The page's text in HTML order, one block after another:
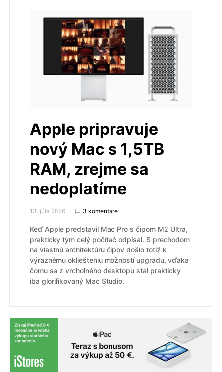
Apple pripravuje
nový Mac s 1,5TB
RAM, zrejme sa
nedoplatíme
13. júla 2026 3 komentáre
Keď Apple predstavil Mac Pro s čipom M2 Ultra,
prakticky tým celý počítač odpísal. S prechodom
na vlastnú architektúru čipov došlo totiž k
výraznému okliešteniu možností upgradu, vďaka
čomu sa z vrcholného desktopu stal prakticky
iba glorifikovaný Mac Studio.